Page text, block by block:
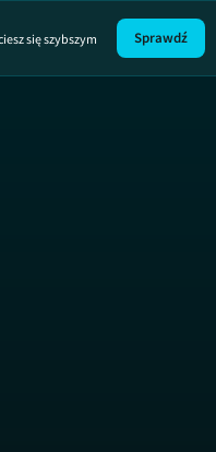
się szybszym
Sprawdź